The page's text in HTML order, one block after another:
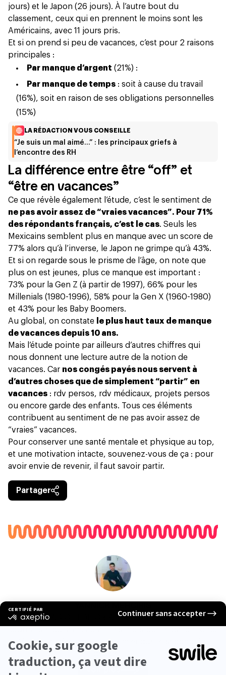
jours) et le Japon (26 jours). À l’autre bout du
classement, ceux qui en prennent le moins sont les
Américains, avec 11 jours pris.
Et si on prend si peu de vacances, c’est pour 2 raisons
principales :
Par manque d’argent (21%) :
Par manque de temps : soit à cause du travail
(16%), soit en raison de ses obligations personnelles
(15%)
LA RÉDACTION VOUS CONSEILLE
“Je suis un mal aimé…” : les principaux griefs à
l’encontre des RH
La différence entre être “off” et
“être en vacances”
Ce que révèle également l’étude, c’est le sentiment de
ne pas avoir assez de “vraies vacances”. Pour 71%
des répondants français, c’est le cas. Seuls les
Mexicains semblent plus en manque avec un score de
77% alors qu’à l’inverse, le Japon ne grimpe qu’à 43%.
Et si on regarde sous le prisme de l’âge, on note que
plus on est jeunes, plus ce manque est important :
73% pour la Gen Z (à partir de 1997), 66% pour les
Millenials (1980-1996), 58% pour la Gen X (1960-1980)
et 43% pour les Baby Boomers.
Au global, on constate
le plus haut taux de manque
de vacances depuis 10 ans.
Mais l’étude pointe par ailleurs d’autres chiffres qui
nous donnent une lecture autre de la notion de
vacances. Car nos congés payés nous servent à
d’autres choses que de simplement “partir” en
vacances : rdv persos, rdv médicaux, projets persos
ou encore garde des enfants. Tous ces éléments
contribuent au sentiment de ne pas avoir assez de
“vraies” vacances.
Pour conserver une santé mentale et physique au top,
et une motivation intacte, souvenez-vous de ça : pour
avoir envie de revenir, il faut savoir partir.
Partager
HEAD OF EDITORIAL THE DAILY SWILE
Vu que je gère mieux le premier que le second, j’ai
décidé [...]